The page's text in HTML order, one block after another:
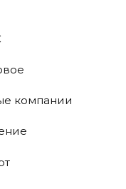
компании